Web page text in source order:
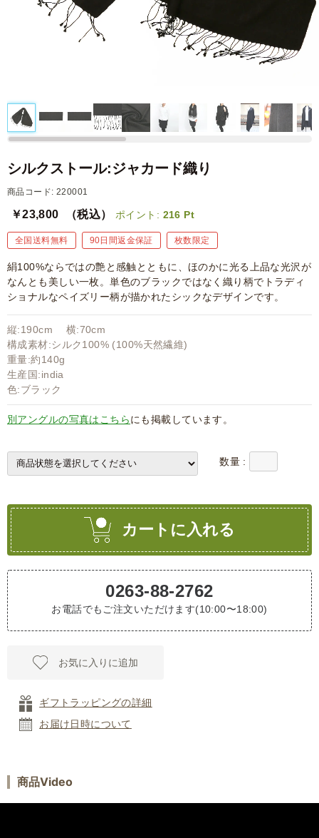
シルクストール:ジャカード織り
商品コード: 220001
￥23,800 （税込） ポイント: 216 Pt
全国送料無料 90日間返金保証 枚数限定
絹100%ならではの艶と感触とともに、ほのかに光る上品な光沢が
なんとも美しい一枚。単色のブラックではなく織り柄でトラディ
ショナルなペイズリー柄が描かれたシックなデザインです。
縦:190cm 横:70cm
構成素材:シルク100% (100%天然繊維)
重量:約140g
生産国:india
色:ブラック
別アングルの写真はこちらにも掲載しています。
数量 :
カートに入れる
0263-88-2762
お電話でもご注文いただけます(10:00〜18:00)
お気に入りに追加
ギフトラッピングの詳細
お届け日時について
商品Video